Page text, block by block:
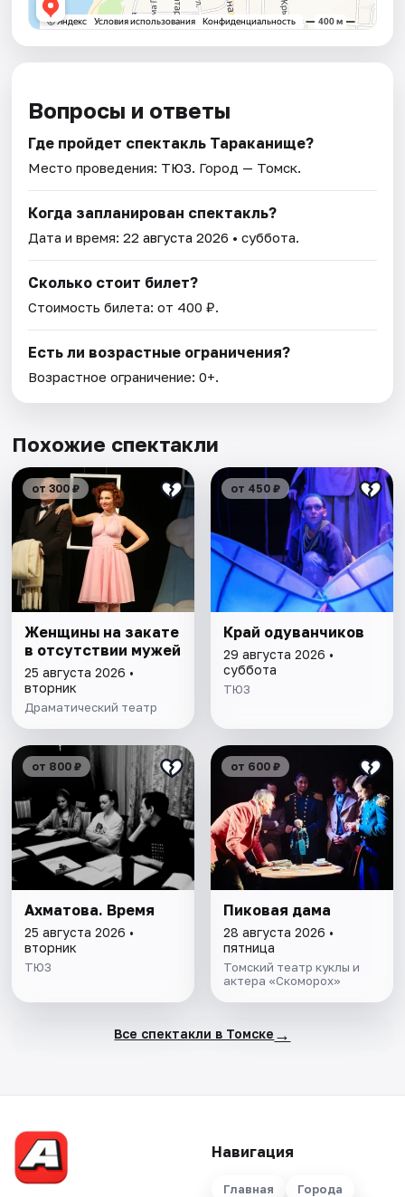
Вопросы и ответы
Где пройдет спектакль Тараканище?
Место проведения: ТЮЗ. Город — Томск.
Когда запланирован спектакль?
Дата и время:22 августа 2026 • суббота.
Сколько стоит билет?
Стоимость билета: от 400 ₽.
Есть ли возрастные ограничения?
Возрастное ограничение: 0+.
Похожие спектакли
от 300 ₽
Женщины на закате
в отсутствии мужей
25 августа 2026 •
вторник
Драматический театр
от 450 ₽
Край одуванчиков
29 августа 2026 •
суббота
ТЮЗ
от 800 ₽
Ахматова. Время
25 августа 2026 •
вторник
ТЮЗ
от 600 ₽
Пиковая дама
28 августа 2026 •
пятница
Томский театр куклы и
актера «Скоморох»
Все спектакли в Томске →
Навигация
Главная Города